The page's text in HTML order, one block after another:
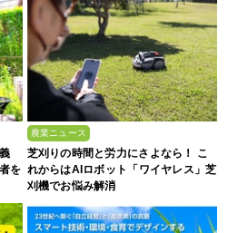
を
農業ニュース
芝刈りの時間と労力にさよなら！ こ
れからはAIロボット「ワイヤレス」芝
刈機でお悩み解消